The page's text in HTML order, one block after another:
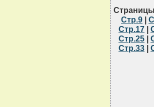
Стр.9 |
Стр.17 |
Стр.25 |
Стр.33 |